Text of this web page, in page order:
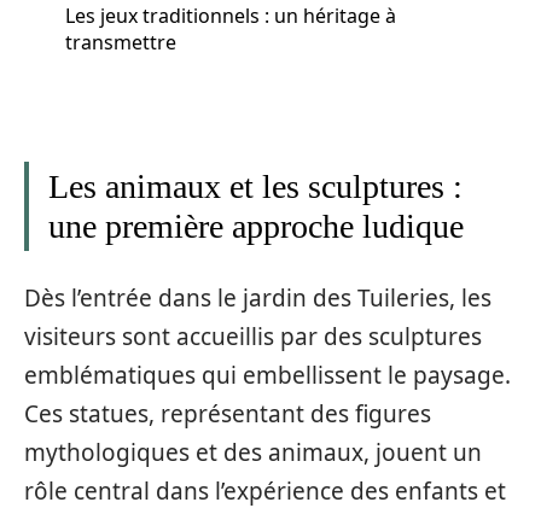
Les jeux traditionnels : un héritage à
transmettre
Les animaux et les sculptures :
une première approche ludique
Dès l’entrée dans le jardin des Tuileries, les
visiteurs sont accueillis par des sculptures
emblématiques qui embellissent le paysage.
Ces statues, représentant des figures
mythologiques et des animaux, jouent un
rôle central dans l’expérience des enfants et